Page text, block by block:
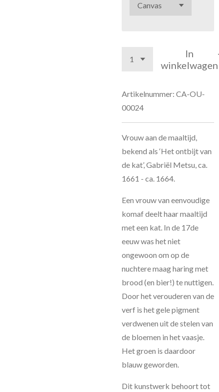
In
winkelwagen
Artikelnummer: CA-OU-
00024
Vrouw aan de maaltijd,
bekend als ‘Het ontbijt van
de kat’, Gabriël Metsu, ca.
1661 - ca. 1664.
Een vrouw van eenvoudige
komaf deelt haar maaltijd
met een kat. In de 17de
eeuw was het niet
ongewoon om op de
nuchtere maag haring met
brood (en bier!) te nuttigen.
Door het verouderen van de
verf is het gele pigment
verdwenen uit de stelen van
de bloemen in het vaasje.
Het groen is daardoor
blauw geworden.
Dit kunstwerk behoort tot